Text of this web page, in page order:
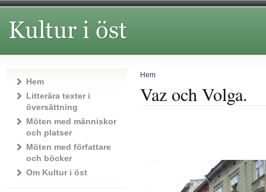
Hem
Vaz och Volga.
Hem
Litterära texter i
översättning
Möten med människor
och platser
Möten med författare
och böcker
Om Kultur i öst